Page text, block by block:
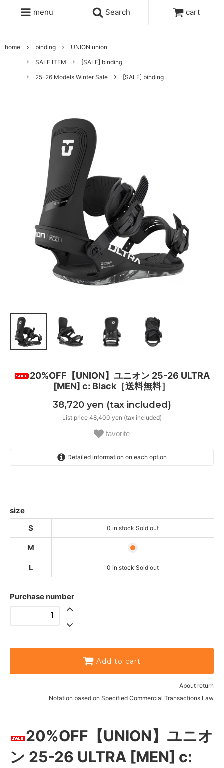
menu Search cart
home binding
UNION union
SALE ITEM
[SALE] binding
25-26 Models Winter Sale
[SALE] binding
20%OFF【UNION】ユニオン 25-26 ULTRA
[MEN] c: Black［送料無料］
38,720 yen (tax included)
List price 48,400 yen (tax included)
favorite
Detailed information on each option
SOLD OUT
0 items in stock sold out
size
S
0 in stock Sold out
M
L 0 in stock Sold out
Purchase number
Add to cart
About return
Notation based on Specified Commercial Transactions Law
20%OFF【UNION】ユニオ
ン 25-26 ULTRA [MEN] c: